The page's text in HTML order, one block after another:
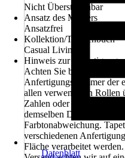
Nicht Überstreichbar
Ansatz des Musters
Ansatzfrei
Kollektion/Tapetenbuch
Casual Living
Hinweis zur
Achten Sie beim Kauf
Anfertigungsnummer der
allen verwendeten Rollen
Zahlen oder Buchstaben
demselben Druckgang
Farbtonabweichung.
verschiedenen
Fläche verarbeitet
Datenblatt